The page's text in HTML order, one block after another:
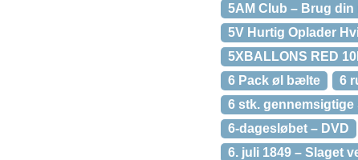
5AM Club – Brug
5V Hurtig Oplader
5XBALLONS RED
6 Pack øl bælte
6
6 stk.
6-dagesløbet – DVD
6. juli 1849 – Slaget